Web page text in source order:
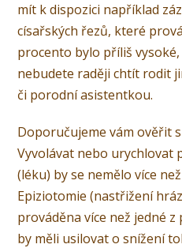
mít k dispozici například
císařských řezů, které
procento bylo příliš
nebudete raději chtít rodit
či porodní asistentkou.
Doporučujeme vám ověřit
Vyvolávat nebo urychlovat
(léku) by se nemělo více
Epiziotomie (nastřižení
prováděna více než jedné z
by měli usilovat o snížení